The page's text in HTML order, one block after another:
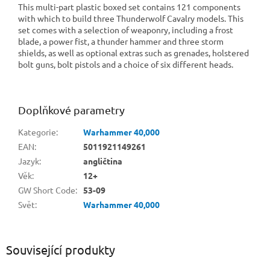
Související produkty
This multi-part plastic boxed set contains 121 components
with which to build three Thunderwolf Cavalry models. This
set comes with a selection of weaponry, including a frost
blade, a power fist, a thunder hammer and three storm
shields, as well as optional extras such as grenades, holstered
bolt guns, bolt pistols and a choice of six different heads.
Doplňkové parametry
Kategorie:
Warhammer 40,000
EAN:
5011921149261
Jazyk:
angličtina
Věk:
12+
GW Short Code: 53-09
Svět: Warhammer 40,000